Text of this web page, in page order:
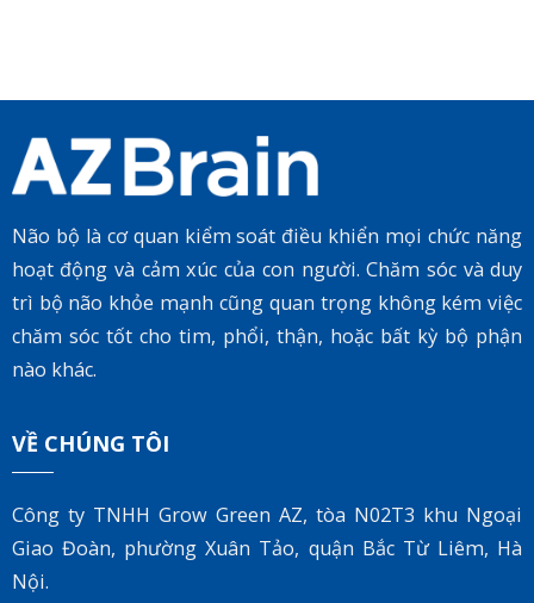
Não bộ là cơ quan kiểm soát điều khiển mọi chức năng
hoạt động và cảm xúc của con người. Chăm sóc và duy
trì bộ não khỏe mạnh cũng quan trọng không kém việc
chăm sóc tốt cho tim, phổi, thận, hoặc bất kỳ bộ phận
nào khác.
VỀ CHÚNG TÔI
Công ty TNHH Grow Green AZ, tòa N02T3 khu Ngoại
Giao Đoàn, phường Xuân Tảo, quận Bắc Từ Liêm, Hà
Nội.